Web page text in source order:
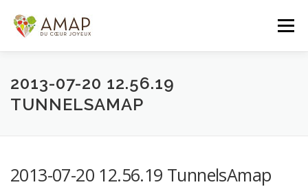
contenu
Menu
ACCUEIL L’AMAP LES PANIERS
PANIER DE LA SEMAINE
2013-07-20 12.56.19
TUNNELSAMAP
2013-07-20 12.56.19 TunnelsAmap